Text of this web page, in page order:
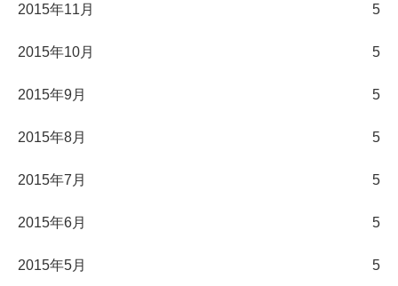
2015年11月 5
2015年10月 5
2015年9月 5
2015年8月 5
2015年7月 5
2015年6月 5
2015年5月 5